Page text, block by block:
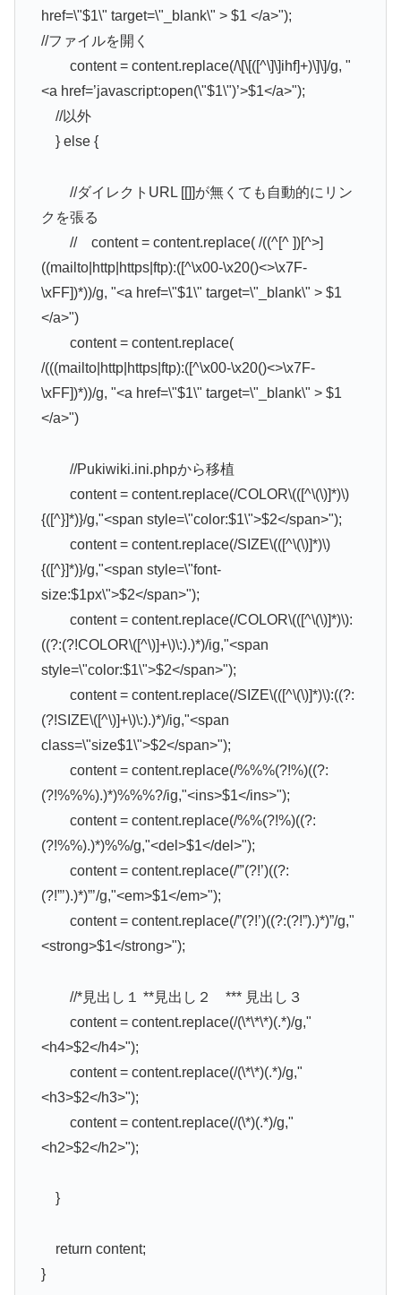
href=\"$1\" target=\"_blank\" > $1 </a>");
//ファイルを開く
content = content.replace(/\[\[([^\]\]ihf]+)\]\]/g, "
<a href=’javascript:open(\"$1\")’>$1</a>");
//以外
} else {
//ダイレクトURL [[]]が無くても自動的にリン
クを張る
// content = content.replace( /((^[^ ])[^>]
((mailto|http|https|ftp):([^\x00-\x20()<>\x7F-
\xFF])*))/g, "<a href=\"$1\" target=\"_blank\" > $1
</a>")
content = content.replace(
/(((mailto|http|https|ftp):([^\x00-\x20()<>\x7F-
\xFF])*))/g, "<a href=\"$1\" target=\"_blank\" > $1
</a>")
//Pukiwiki.ini.phpから移植
content = content.replace(/COLOR\(([^\(\)]*)\)
{([^}]*)}/g,"<span style=\"color:$1\">$2</span>");
content = content.replace(/SIZE\(([^\(\)]*)\)
{([^}]*)}/g,"<span style=\"font-
size:$1px\">$2</span>");
content = content.replace(/COLOR\(([^\(\)]*)\):
((?:(?!COLOR\([^\)]+\)\:).)*)/ig,"<span
style=\"color:$1\">$2</span>");
content = content.replace(/SIZE\(([^\(\)]*)\):((?:
(?!SIZE\([^\)]+\)\:).)*)/ig,"<span
class=\"size$1\">$2</span>");
content = content.replace(/%%%(?!%)((?:
(?!%%%).)*)%%%?/ig,"<ins>$1</ins>");
content = content.replace(/%%(?!%)((?:
(?!%%).)*)%%/g,"<del>$1</del>");
content = content.replace(/”'(?!’)((?:
(?!”’).)*)”’/g,"<em>$1</em>");
content = content.replace(/”(?!’)((?:(?!”).)*)”/g,"
<strong>$1</strong>");
//*見出し１ **見出し２ *** 見出し３
content = content.replace(/(\*\*\*)(.*)/g,"
<h4>$2</h4>");
content = content.replace(/(\*\*)(.*)/g,"
<h3>$2</h3>");
content = content.replace(/(\*)(.*)/g,"
<h2>$2</h2>");
}
return content;
}